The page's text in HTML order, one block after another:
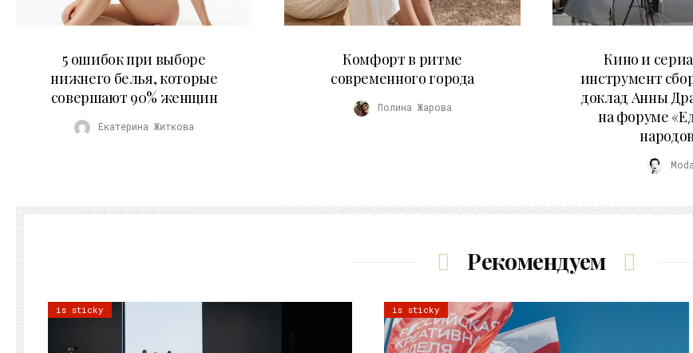
5 ошибок при выборе
нижнего белья, которые
совершают 90% женщин
Екатерина Житкова
Комфорт в ритме
современного города
Полина Жарова
Кино и
инструмент
доклад Анны
на форуме
Moda
Рекомендуем
is sticky is sticky